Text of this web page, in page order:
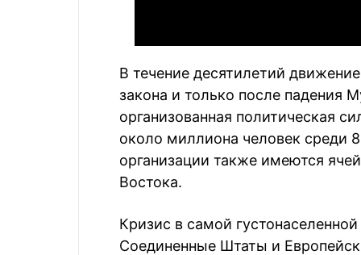
В течение десятилетий
закона и только после падения
организованная политическая
около миллиона человек среди
организации также имеются
Востока.
Кризис в самой
Соединенные Штаты и